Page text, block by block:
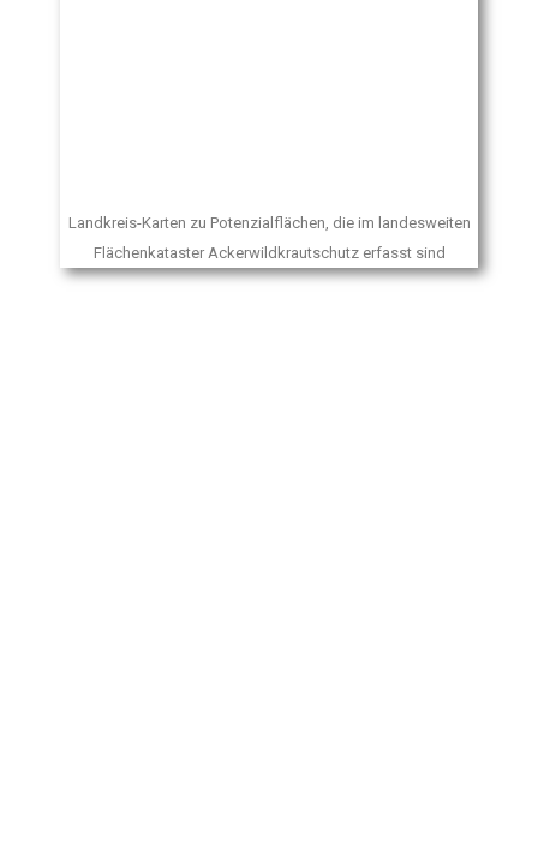
Landkreis-Karten zu Potenzialflächen, die im landesweiten
Flächenkataster Ackerwildkrautschutz erfasst sind